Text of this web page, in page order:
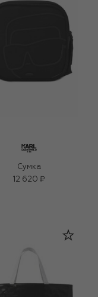
Сумка
12 620 ₽